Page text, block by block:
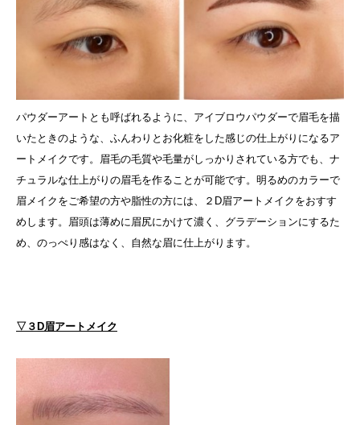
パウダーアートとも呼ばれるように、アイブロウパウダーで眉毛を描
いたときのような、ふんわりとお化粧をした感じの仕上がりになるア
ートメイクです。眉毛の毛質や毛量がしっかりされている方でも、ナ
チュラルな仕上がりの眉毛を作ることが可能です。明るめのカラーで
眉メイクをご希望の方や脂性の方には、２D眉アートメイクをおすす
めします。眉頭は薄めに眉尻にかけて濃く、グラデーションにするた
め、のっぺり感はなく、自然な眉に仕上がります。
▽３D眉アートメイク